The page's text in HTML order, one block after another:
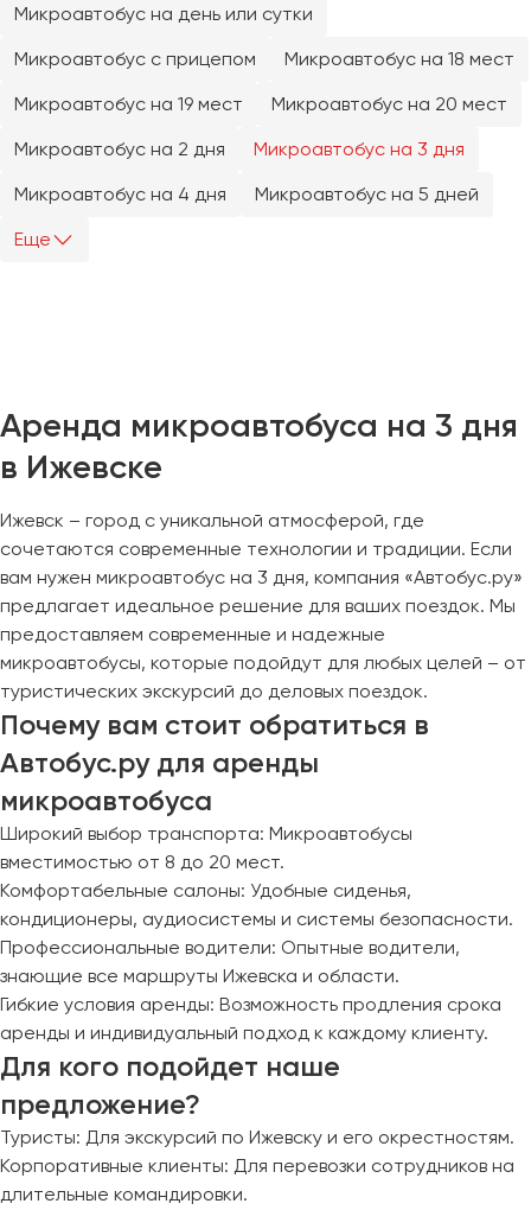
Микроавтобус на день или сутки
Микроавтобус с прицепом
Микроавтобус на 18 мест
Микроавтобус на 19 мест
Микроавтобус на 20 мест
Микроавтобус на 2 дня
Микроавтобус на 3 дня
Микроавтобус на 4 дня
Микроавтобус на 5 дней
Еще
Аренда микроавтобуса на 3 дня
в Ижевске
Ижевск – город с уникальной атмосферой, где
сочетаются современные технологии и традиции. Если
вам нужен микроавтобус на 3 дня, компания «Автобус.ру»
предлагает идеальное решение для ваших поездок. Мы
предоставляем современные и надежные
микроавтобусы, которые подойдут для любых целей – от
туристических экскурсий до деловых поездок.
Почему вам стоит обратиться в
Автобус.ру для аренды
микроавтобуса
Широкий выбор транспорта: Микроавтобусы
вместимостью от 8 до 20 мест.
Комфортабельные салоны: Удобные сиденья,
кондиционеры, аудиосистемы и системы безопасности.
Профессиональные водители: Опытные водители,
знающие все маршруты Ижевска и области.
Гибкие условия аренды: Возможность продления срока
аренды и индивидуальный подход к каждому клиенту.
Для кого подойдет наше
предложение?
Туристы: Для экскурсий по Ижевску и его окрестностям.
Корпоративные клиенты: Для перевозки сотрудников на
длительные командировки.
Челябинск
Якутск
Ярославль